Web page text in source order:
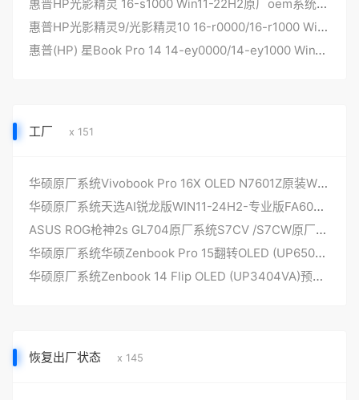
惠普HP光影精灵 16-s1000 Win11-22H2原厂oem系统，带一键还原功能
惠普HP光影精灵9/光影精灵10 16-r0000/16-r1000 Win11-23H2原厂oem系统，带一键还原功能
惠普(HP) 星Book Pro 14 14-ey0000/14-ey1000 Win11-23H2原厂oem系统，带一键还原功能
工厂 x 151
华硕原厂系统Vivobook Pro 16X OLED N7601Z原装WIN11-21H2-家庭中文版工厂罐装带F12 Myasus in winre恢复功能
华硕原厂系统天选AI锐龙版WIN11-24H2-专业版FA608W/FA808W工厂罐装模式带ASUSRecovery恢复功能
ASUS ROG枪神2s GL704原厂系统S7CV /S7CW原厂Windows10系统工厂系统安装 带一键恢复 华硕原厂系统ROG系统下载华硕OEM系统下载
华硕原厂系统华硕Zenbook Pro 15翻转OLED (UP6502ZA、UP6502ZD）预装WIN11系统工厂罐装带ASUSRecovery恢复功能
华硕原厂系统Zenbook 14 Flip OLED (UP3404VA)预装WIN11系统工厂灌机带ASUSRecovery恢复功能
恢复出厂状态 x 145